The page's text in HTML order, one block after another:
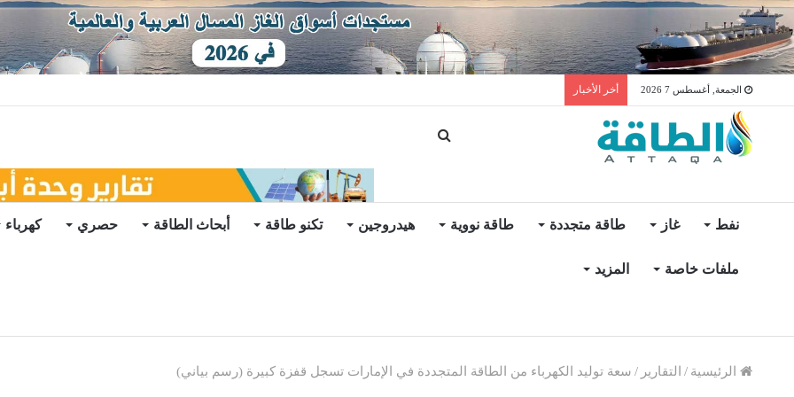
الجمعة, أغسطس 7 2026 أخر الأخبار
نفط غاز طاقة متجددة طاقة نووية هيدروجين تكنو طاقة أبحاث الطاقة حصري كهرباء
ملفات خاصة المزيد
الرئيسية / التقارير / سعة توليد الكهرباء من الطاقة المتجددة في الإمارات تسجل قفزة كبيرة (رسم بياني)